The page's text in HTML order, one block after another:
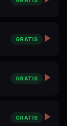
GRATIS
GRATIS
GRATIS